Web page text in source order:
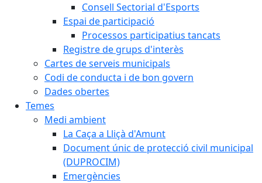
Consell Sectorial d'Esports
Espai de participació
Processos participatius tancats
Registre de grups d'interès
Cartes de serveis municipals
Codi de conducta i de bon govern
Dades obertes
Temes
Medi ambient
La Caça a Lliçà d'Amunt
Document únic de protecció civil municipal
(DUPROCIM)
Emergències